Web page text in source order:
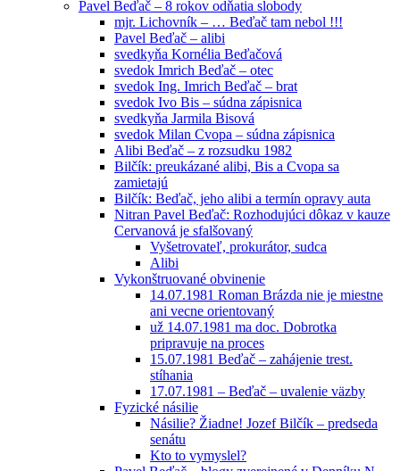
Pavel Beďač – 8 rokov odňatia slobody
mjr. Lichovník – … Beďač tam nebol !!!
Pavel Beďač – alibi
svedkyňa Kornélia Beďačová
svedok Imrich Beďač – otec
svedok Ing. Imrich Beďač – brat
svedok Ivo Bis – súdna zápisnica
svedkyňa Jarmila Bisová
svedok Milan Cvopa – súdna zápisnica
Alibi Beďač – z rozsudku 1982
Bilčík: preukázané alibi, Bis a Cvopa sa
zamietajú
Bilčík: Beďač, jeho alibi a termín opravy auta
Nitran Pavel Beďač: Rozhodujúci dôkaz v kauze
Cervanová je sfalšovaný
Vyšetrovateľ, prokurátor, sudca
Alibi
Vykonštruované obvinenie
14.07.1981 Roman Brázda nie je miestne
ani vecne orientovaný
už 14.07.1981 ma doc. Dobrotka
pripravuje na proces
15.07.1981 Beďač – zahájenie trest.
stíhania
17.07.1981 – Beďač – uvalenie väzby
Fyzické násilie
Násilie? Žiadne! Jozef Bilčík – predseda
senátu
Kto to vymyslel?